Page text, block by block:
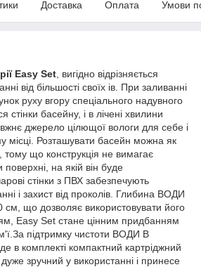
Доставка Оплата Умови
Easy Set , вигідно відрізняється
від більшості своїх ів. При заливанні
руху вгору спеціального надувного
стінки басейну, і в лічені хвилини
джерело цілющої вологи для себе і
місці. Розташувати басейн можна як
тому що конструкція не вимагає
поверхні, на якій він буде
стінки з ПВХ забезпечують
і захист від проколів. Глибина ВОДИ
що дозволяє використовувати його
Easy Set стане цінним придбанням
підтримку чистоти ВОДИ В
в комплекті компактний картріджний
зручний у використанні і принесе